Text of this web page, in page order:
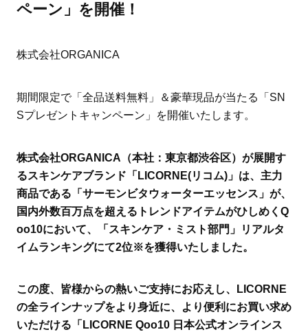
ママとパパに贈る「ジェンダーレ
ペーン」を開催！
株式会社ORGANICA
期間限定で「全品送料無料」＆豪華現品が当たる「SN
Sプレゼントキャンペーン」を開催いたします。
株式会社ORGANICA（本社：東京都渋谷区）が展開す
るスキンケアブランド「LICORNE(リコム)」は、主力
商品である「サーモンビタウォーターエッセンス」が、
国内外数百万点を超えるトレンドアイテムがひしめくQ
oo10において、「スキンケア・ミスト部門」リアルタ
イムランキングにて2位※を獲得いたしました。
この度、皆様からの熱いご支持にお応えし、LICORNE
の全ラインナップをより身近に、より便利にお買い求め
いただける「LICORNE Qoo10 日本公式オンラインス